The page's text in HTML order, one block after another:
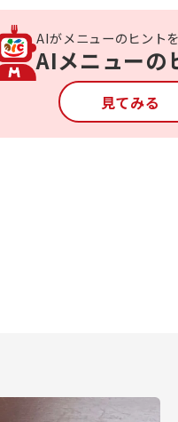
AIがメニューのヒント
AIメニューの
見てみる